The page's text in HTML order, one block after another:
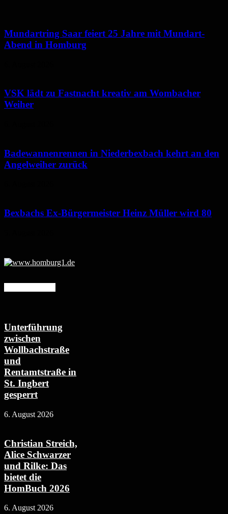
Mundartring Saar feiert 25 Jahre mit Mundart-
Abend in Homburg
VSK lädt zu Fastnacht kreativ am Wombacher
Weiher
Badewannenrennen in Niederbexbach kehrt an den
Angelweiher zurück
Bexbachs Ex-Bürgermeister Heinz Müller wird 80
Unterführung
zwischen
Wollbachstraße
und
Rentamtstraße in
St. Ingbert
gesperrt
6. August 2026
Christian Streich,
Alice Schwarzer
und Rilke: Das
bietet die
HomBuch 2026
6. August 2026